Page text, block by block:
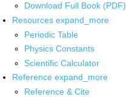
Download Full Book (PDF)
Resources expand_more
Periodic Table
Physics Constants
Scientific Calculator
Reference expand_more
Reference & Cite